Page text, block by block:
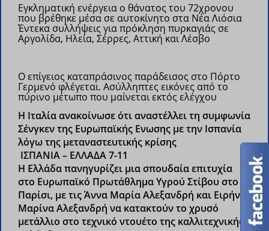
Εγκληματική ενέργεια ο θάνατος του 72χρονου
που βρέθηκε μέσα σε αυτοκίνητο στα Νέα Λιόσια
Έντεκα συλλήψεις για πρόκληση πυρκαγιάς σε
Αργολίδα, Ηλεία, Σέρρες, Αττική και Λέσβο
Ο επίγειος καταπράσινος παράδεισος στο Πόρτο
Γερμενό φλέγεται. Ασύλληπτες εικόνες από το
πύρινο μέτωπο που μαίνεται εκτός ελέγχου
H Ιταλία ανακοίνωσε ότι αναστέλλει τη συμφωνία
Σένγκεν της Ευρωπαϊκής Ενωσης με την Ισπανία
λόγω της μεταναστευτικής κρίσης
ΙΣΠΑΝΙΑ – ΕΛΛΑΔΑ 7-11
H Ελλάδα πανηγυρίζει μια σπουδαία επιτυχία
στο Ευρωπαϊκό Πρωτάθλημα Υγρού Στίβου στο
Παρίσι, με τις Άννα Μαρία Αλεξανδρή και Ειρήνη
Μαρίνα Αλεξανδρή να κατακτούν το χρυσό
μετάλλιο στο τεχνικό ντουέτο της καλλιτεχνικής